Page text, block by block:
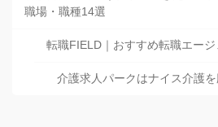
職場・職種14選
転職FIELD｜おすすめ転職エー
介護求人パークはナイス介護を